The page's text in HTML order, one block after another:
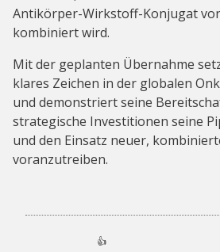
Antikörper-Wirkstoff-Konjugat
kombiniert wird.
Mit der geplanten Übernahme
klares Zeichen in der globalen
und demonstriert seine
strategische Investitionen seine
und den Einsatz neuer,
voranzutreiben.
👍